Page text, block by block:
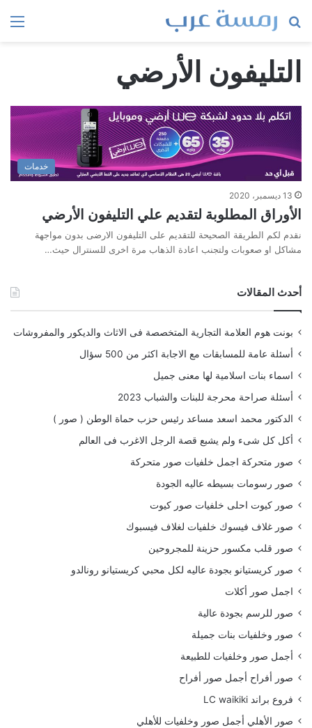
بحث
التليفون الأرضي
خدمات
13 ديسمبر، 2020
الأوراق المطلوبة لتقديم علي التليفون الأرضي
نقدم لكم الطريقة الصحيحة للتقديم على التليفون الارضى بدون مواجهة
مشاكل او صعوبات ولتجنب اعادة الذهاب مرة اخرى للسنترال حيث…
أحدث المقالات
بونت هوم العلامة التجارية المتخصصة فى الاثاث والديكور والمفروشات
أسئلة عامة للمسابقات مع الاجابة اكثر من 500 سؤال
اسماء بنات اسلامية لها معنى جميل
أسئلة صراحة محرجة للبنات والشباب 2023
الدكتور محمد اسعد مساعد رئيس حزب حماة الوطن ( صور )
أكل كل شىء ولم يشبع قصة الرجل الاغرب فى العالم
صور متحركة اجمل خلفيات صور متحركة
صور رسومات بسيطه عاليه الجودة
صور كيوت احلى خلفيات صور كيوت
صور غلاف فيسوك خلفيات لغلاف فيسبوك
صور قلب مكسور حزينة للمجروحين
صور كريستيانو بجودة عاليه لكل محبي كريستيانو رونالدو
اجمل صور أكلات
صور للرسم بجودة عالية
صور وخلفيات بنات جميلة
أجمل صور وخلفيات للطبيعة
صور أفراح أجمل صور أفراح
فروع براند LC waikiki
صور الأهلي أجمل صور وخلفيات للأهلي